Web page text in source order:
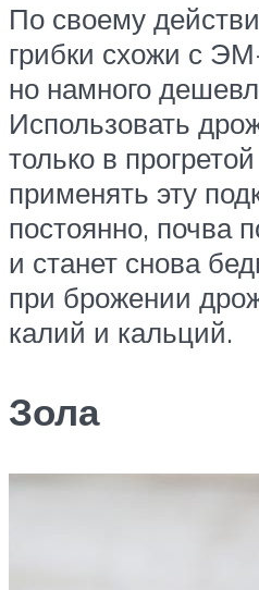
По своему
грибки схожи с
но намного
Использовать
только в
применять эту
постоянно, почва
и станет снова
при брожении
калий и кальций.
Зола